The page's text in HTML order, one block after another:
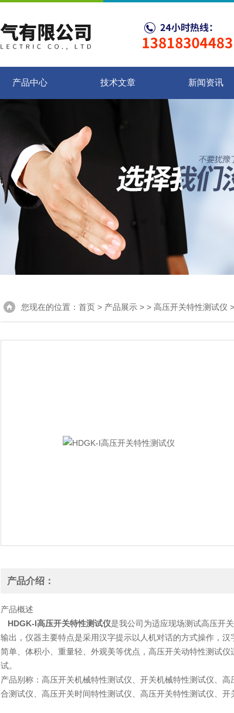
产品中心 技术文章 新闻资讯
您现在的位置： 首页 > 产品展示 > > 高压开关特性测试仪
产品介绍：
产品概述
HDGK-I高压开关特性测试仪是我公司为适应现场测试高压开
输出，仪器主要特点是采用汉字提示以人机对话的方式操作，
简单、体积小、重量轻、外观美等优点，高压开关动特性测试
试。
产品别称：高压开关机械特性测试仪、开关机械特性测试仪、
合测试仪、高压开关时间特性测试仪、高压开关特性测试仪、